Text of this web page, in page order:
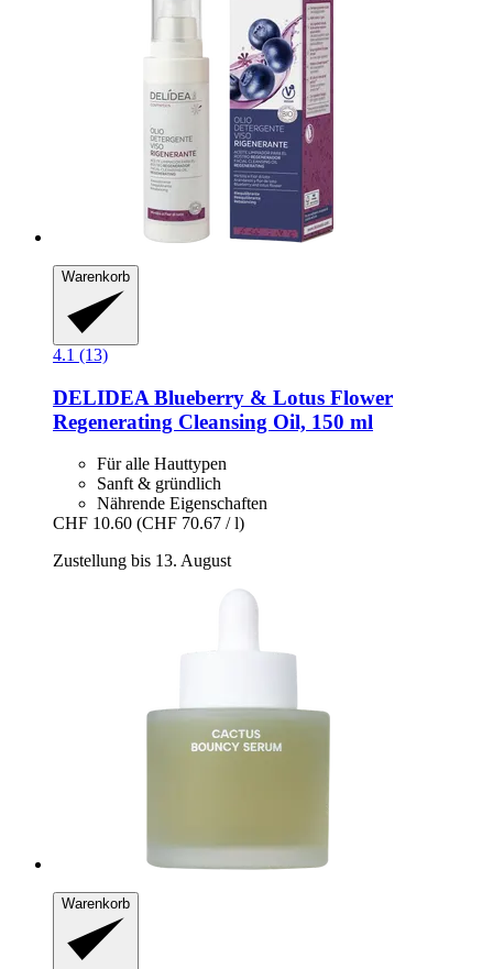
Warenkorb
4.1 (13)
DELIDEA Blueberry & Lotus Flower
Regenerating Cleansing Oil, 150 ml
Für alle Hauttypen
Sanft & gründlich
Nährende Eigenschaften
CHF 10.60 (CHF 70.67 / l)
Zustellung bis 13. August
Warenkorb